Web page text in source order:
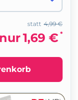
4,99 €
statt
nur1,69 € *